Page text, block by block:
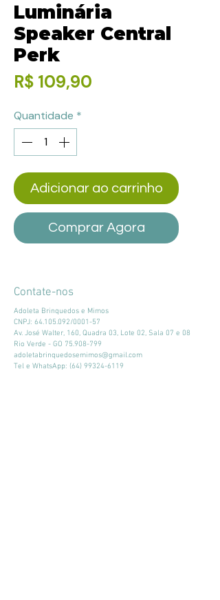
Luminária
Speaker Central
Perk
R$ 109,90
Quantidade *
Adicionar ao carrinho
Comprar Agora
Contate-nos
Adoleta Brinquedos e Mimos
CNPJ: 64.105.092/0001-57
Av. José Walter, 160, Quadra 03, Lote 02, Sala 07 e 08
Rio Verde - GO 75.908-799
adoletabrinquedosemimos@gmail.com
Tel e WhatsApp: (64) 99324-6119